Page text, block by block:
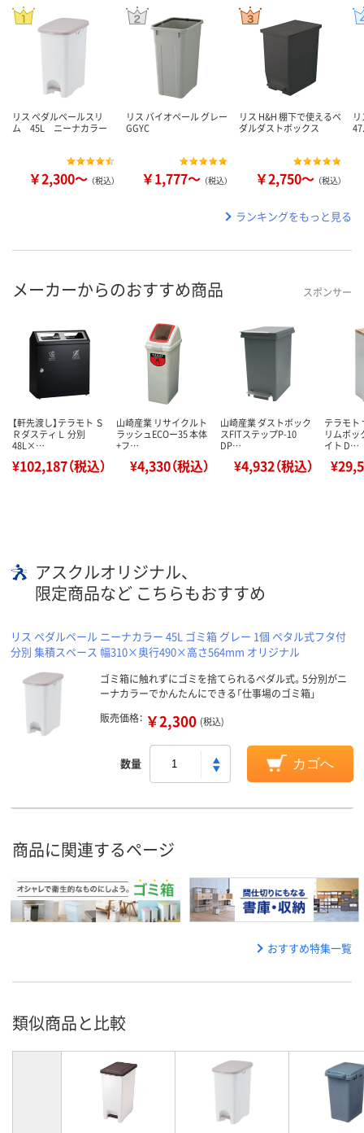
リス ペダルペールスリ
ム 45L ニーナカラー
￥2,300～ （税込）
リス バイオペール グレー
GGYC
￥1,777～ （税込）
リス H&H 棚下で使えるペ
ダルダストボックス
￥2,750～ （税込）
ランキングをもっと見る
メーカーからのおすすめ商品 スポンサー
【軒先渡し】テラモト Ｓ
ＲダスティＬ 分別
48L×…
¥102,187（税込）
山崎産業 リサイクルト
ラッシュECOー35 本体
+フ…
¥4,330（税込）
山崎産業 ダストボック
スFITステップP-10
DP…
¥4,932（税込）
テラモト
リムボッ
イト D…
アスクルオリジナル、
限定商品など こちらもおすすめ
リス ペダルペール ニーナカラー 45L ゴミ箱 グレー 1個 ペタル式フタ付
分別 集積スペース 幅310×奥行490×高さ564mm オリジナル
ゴミ箱に触れずにゴミを捨てられるペダル式。5分別がニ
ーナカラーでかんたんにできる「仕事場のゴミ箱」
販売価格： ￥2,300 (税込)
数量 カゴへ
商品に関連するページ
おすすめ特集一覧
類似商品と比較